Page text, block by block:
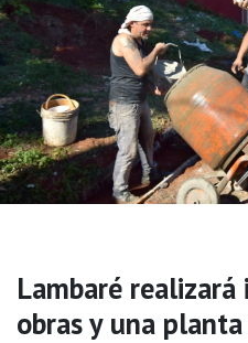
Lambaré realizará
obras y una